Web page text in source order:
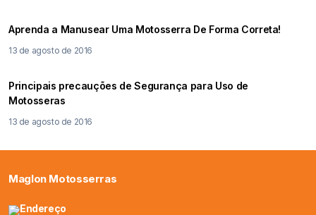
Aprenda a Manusear Uma Motosserra De Forma Correta!
13 de agosto de 2016
Principais precauções de Segurança para Uso de
Motosseras
13 de agosto de 2016
Maglon Motosserras
Endereço